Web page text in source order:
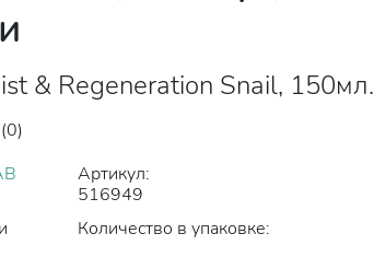
& Regeneration Snail, 150мл.
(0)
Артикул:
516949
Количество в упаковке: